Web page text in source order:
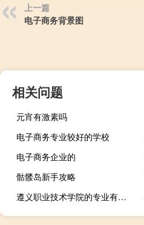
上一篇
电子商务背景图
相关问题
元宵有激素吗
电子商务专业较好的学校
电子商务企业的
骷髅岛新手攻略
遵义职业技术学院的专业有哪些